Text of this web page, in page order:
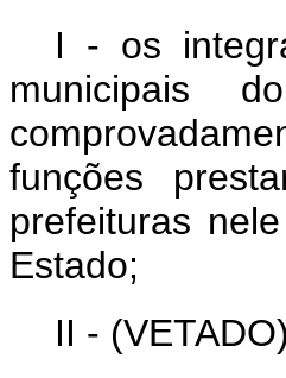
I - os
municipais
funções
prefeituras
Estado;
II -